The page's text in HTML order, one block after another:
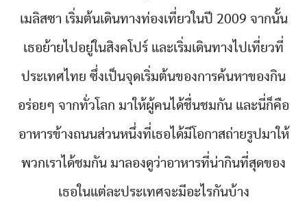
เมลิสซา เริ่มต้นเดินทางท่องเที่ยวในปี 2009 จากนั้น
เธอย้ายไปอยู่ในสิงคโปร์ และเริ่มเดินทางไปเที่ยวที่
ประเทศไทย ซึ่งเป็นจุดเริ่มต้นของการค้นหาของกิน
อร่อยๆ จากทั่วโลก มาให้ผู้คนได้ชื่นชมกัน และนี่ก็คือ
อาหารข้างถนนส่วนหนึ่งที่เธอได้มีโอกาสถ่ายรูปมาให้
พวกเราได้ชมกัน มาลองดูว่าอาหารที่น่ากินที่สุดของ
เธอในแต่ละประเทศจะมีอะไรกันบ้าง